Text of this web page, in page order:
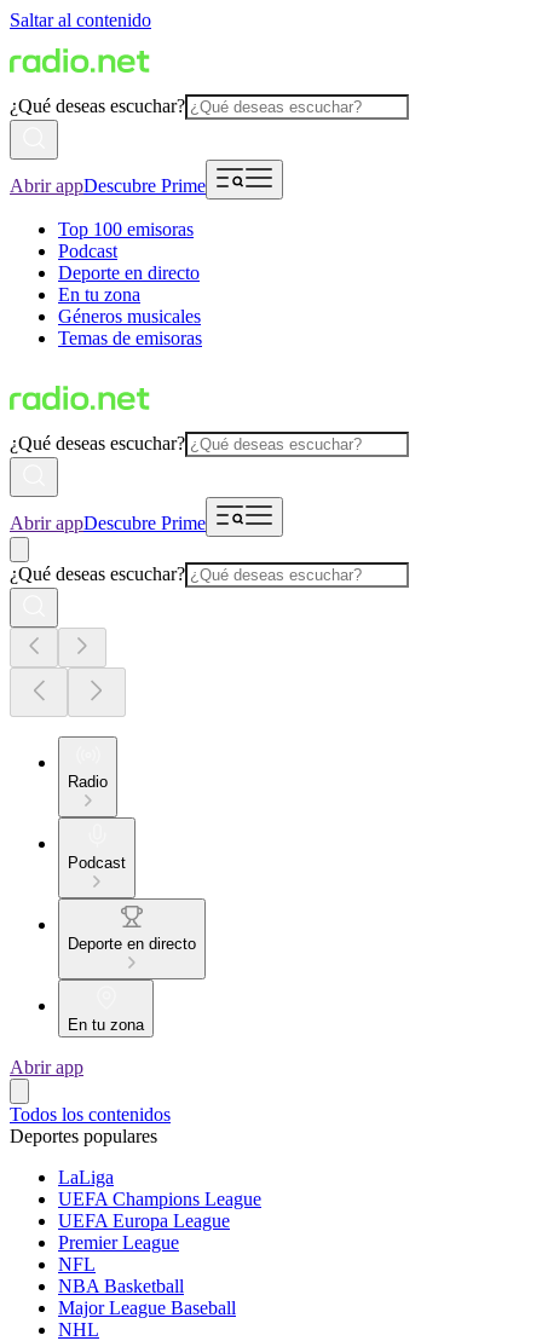
Saltar al contenido
¿Qué deseas escuchar?
Abrir appDescubre Prime
Top 100 emisoras
Podcast
Deporte en directo
En tu zona
Géneros musicales
Temas de emisoras
¿Qué deseas escuchar?
Abrir appDescubre Prime
¿Qué deseas escuchar?
Radio
Podcast
Deporte en directo
En tu zona
Abrir app
Todos los contenidos
Deportes populares
LaLiga
UEFA Champions League
UEFA Europa League
Premier League
NFL
NBA Basketball
Major League Baseball
NHL